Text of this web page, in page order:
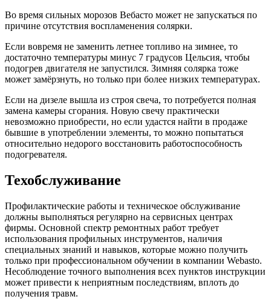
Во время сильных морозов Вебасто может не запускаться по
причине отсутствия воспламенения солярки.
Если вовремя не заменить летнее топливо на зимнее, то
достаточно температуры минус 7 градусов Цельсия, чтобы
подогрев двигателя не запустился. Зимняя солярка тоже
может замёрзнуть, но только при более низких температурах.
Если на дизеле вышла из строя свеча, то потребуется полная
замена камеры сгорания. Новую свечу практически
невозможно приобрести, но если удастся найти в продаже
бывшие в употреблении элементы, то можно попытаться
относительно недорого восстановить работоспособность
подогревателя.
Техобслуживание
Профилактические работы и техническое обслуживание
должны выполняться регулярно на сервисных центрах
фирмы. Основной спектр ремонтных работ требует
использования профильных инструментов, наличия
специальных знаний и навыков, которые можно получить
только при профессиональном обучении в компании Webasto.
Несоблюдение точного выполнения всех пунктов инструкции
может привести к неприятным последствиям, вплоть до
получения травм.